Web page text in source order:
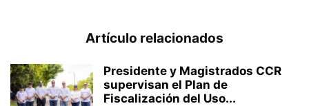
Artículo relacionados
Presidente y Magistrados CCR
supervisan el Plan de
Fiscalización del Uso...